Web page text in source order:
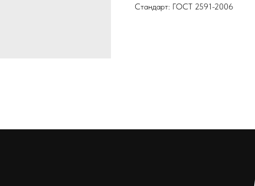
Стандарт: ГОСТ 2591-2006